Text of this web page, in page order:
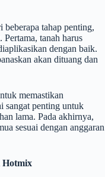
beberapa tahap penting,
tanah harus
dengan baik.
akan dituang dan
memastikan
sangat penting untuk
lama. Pada akhirnya,
sesuai dengan anggaran
Hotmix